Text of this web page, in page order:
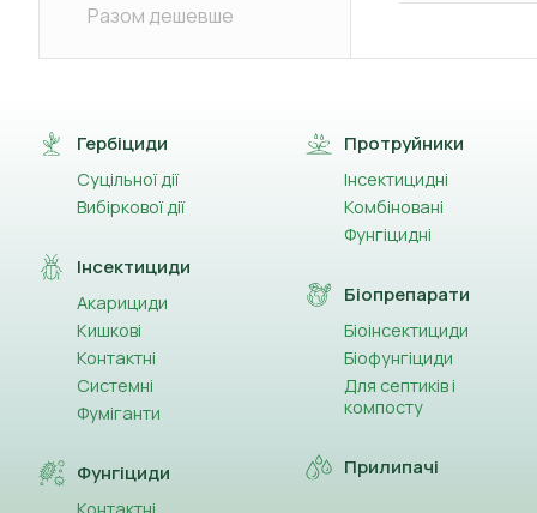
Разом дешевше
Гербіциди
Суцільної дії
Вибіркової дії
Інсектициди
Акарициди
Кишкові
Контактні
Системні
Фуміганти
Фунгіциди
Протруйники
Інсектицидні
Комбіновані
Фунгіцидні
Біопрепарати
Біоінсектициди
Біофунгіциди
Для септиків і
компосту
Прилипачі